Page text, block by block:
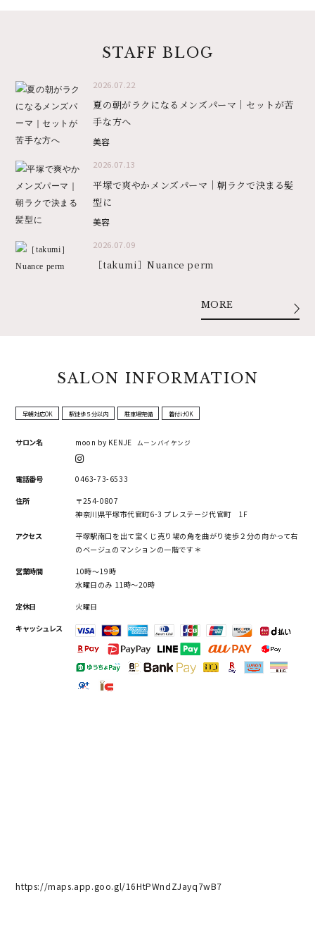
STAFF BLOG
2026.07.22
夏の朝がラクになるメンズパーマ｜セットが苦
手な方へ
美容
2026.07.13
平塚で爽やかメンズパーマ｜朝ラクで決まる髪
型に
美容
2026.07.09
［takumi］Nuance perm
MORE
SALON INFORMATION
早朝対応OK 駅徒歩５分以内 駐車場完備 着付けOK
サロン名 moon by KENJE ムーンバイケンジ
電話番号 0463-73-6533
住所
〒254-0807
神奈川県平塚市代官町6-3 プレステージ代官町 1F
アクセス
平塚駅南口を出て宝くじ売り場の角を曲がり徒歩２分の向かって右
のベージュのマンションの一階です＊
営業時間
10時〜19時
水曜日のみ 11時〜20時
定休日 火曜日
キャッシュレス
https://maps.app.goo.gl/16HtPWndZJayq7wB7